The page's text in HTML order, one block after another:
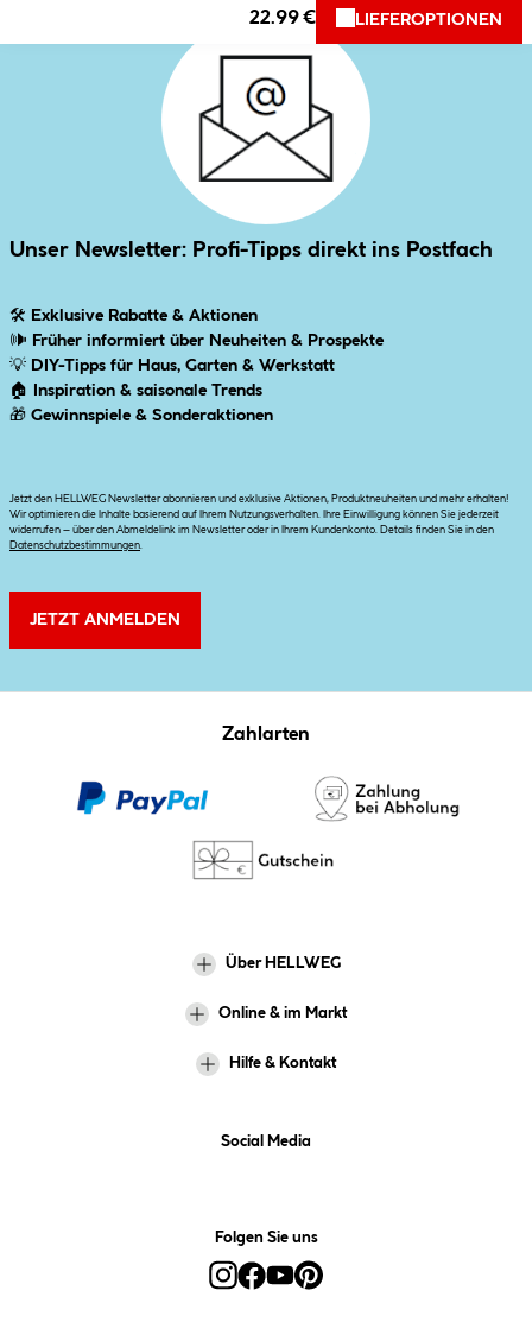
22.99 € LIEFEROPTIONEN
Unser Newsletter: Profi-Tipps direkt ins Postfach
🛠 Exklusive Rabatte & Aktionen
🕪 Früher informiert über Neuheiten & Prospekte
💡 DIY-Tipps für Haus, Garten & Werkstatt
🏠
Inspiration & saisonale Trends
🎁 Gewinnspiele & Sonderaktionen
Jetzt den HELLWEG Newsletter abonnieren und exklusive Aktionen, Produktneuheiten und mehr erhalten!
Wir optimieren die Inhalte basierend auf Ihrem Nutzungsverhalten. Ihre Einwilligung können Sie jederzeit
widerrufen – über den Abmeldelink im Newsletter oder in Ihrem Kundenkonto. Details finden Sie in den
Datenschutzbestimmungen
JETZT ANMELDEN
Zahlarten
Über HELLWEG
Online & im Markt
Hilfe & Kontakt
Social Media
Folgen Sie uns